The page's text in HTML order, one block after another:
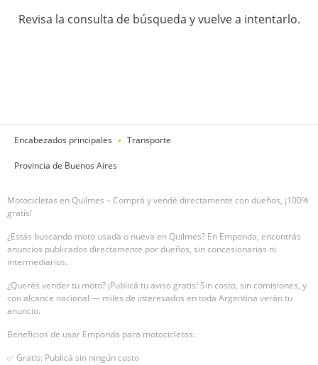
Revisa la consulta de búsqueda y vuelve a intentarlo.
Encabezados principales Transporte
Provincia de Buenos Aires
Motocicletas en Quilmes – Comprá y vendé directamente con dueños, ¡100%
gratis!
¿Estás buscando moto usada o nueva en Quilmes? En Emponda, encontrás
anuncios publicados directamente por dueños, sin concesionarias ni
intermediarios.
¿Querés vender tu moto? ¡Publicá tu aviso gratis! Sin costo, sin comisiones, y
con alcance nacional — miles de interesados en toda Argentina verán tu
anuncio.
Beneficios de usar Emponda para motocicletas:
✅ Gratis: Publicá sin ningún costo